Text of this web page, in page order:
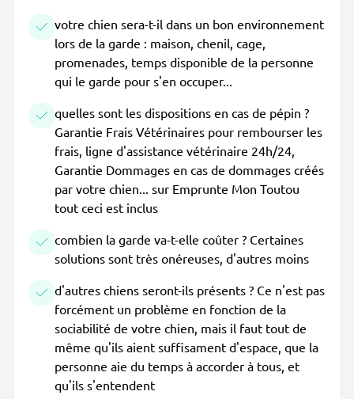
votre chien sera-t-il dans un bon environnement
lors de la garde : maison, chenil, cage,
promenades, temps disponible de la personne
qui le garde pour s'en occuper...
quelles sont les dispositions en cas de pépin ?
Garantie Frais Vétérinaires pour rembourser les
frais, ligne d'assistance vétérinaire 24h/24,
Garantie Dommages en cas de dommages créés
par votre chien... sur Emprunte Mon Toutou
tout ceci est inclus
combien la garde va-t-elle coûter ? Certaines
solutions sont très onéreuses, d'autres moins
d'autres chiens seront-ils présents ? Ce n'est pas
forcément un problème en fonction de la
sociabilité de votre chien, mais il faut tout de
même qu'ils aient suffisament d'espace, que la
personne aie du temps à accorder à tous, et
qu'ils s'entendent